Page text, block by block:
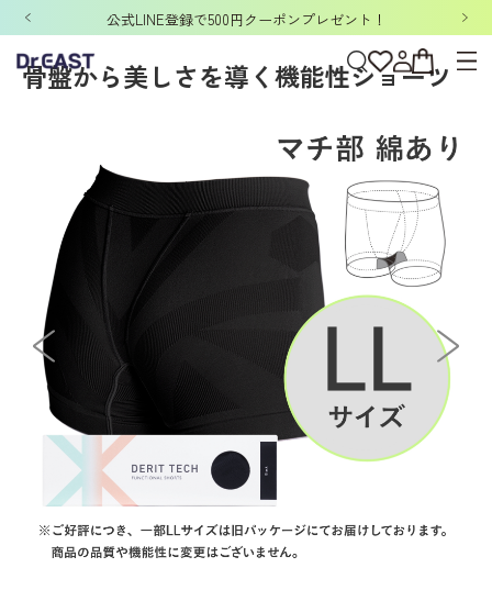
「洗濯ネット&ポーチ」ノベルティキャンペーン開催中！
ホーム DERIT TECH >DERIT TECHレディース >ショーツ > DERIT TECH（
骨盤から美しさを導く機能性ショーツ